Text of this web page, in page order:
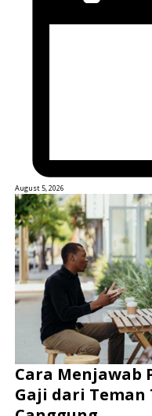
August 5, 2026
Cara Menjawab
Gaji dari Teman